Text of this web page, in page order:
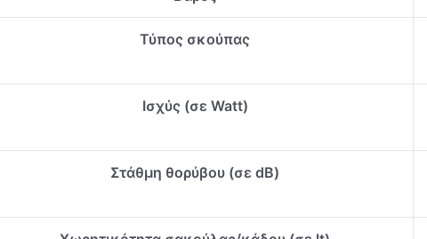
Τύπος σκούπας
Ισχύς (σε Watt)
Στάθμη θορύβου (σε dB)